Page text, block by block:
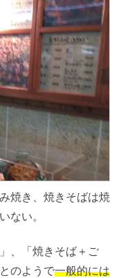
焼き、焼きそばは焼
ない。
、「焼きそば＋ご
のようで一般的には